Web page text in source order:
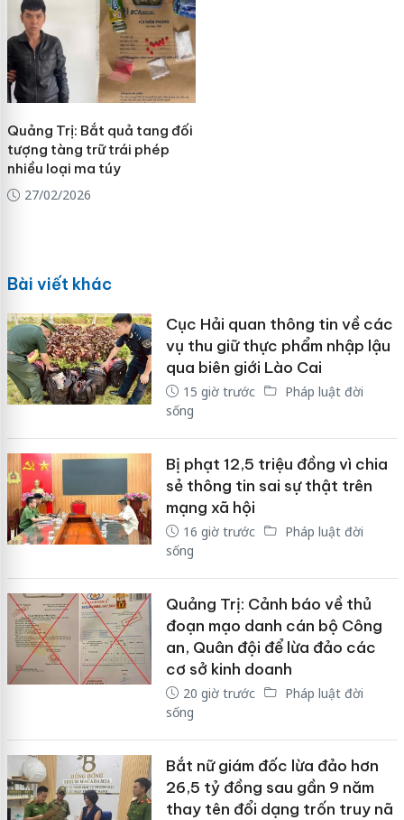
Quảng Trị: Bắt quả tang đối
tượng tàng trữ trái phép
nhiều loại ma túy
27/02/2026
Bài viết khác
Cục Hải quan thông tin về các
vụ thu giữ thực phẩm nhập lậu
qua biên giới Lào Cai
15 giờ trước
Pháp luật đời
sống
Bị phạt 12,5 triệu đồng vì chia
sẻ thông tin sai sự thật trên
mạng xã hội
16 giờ trước
Pháp luật đời
sống
Quảng Trị: Cảnh báo về thủ
đoạn mạo danh cán bộ Công
an, Quân đội để lừa đảo các
cơ sở kinh doanh
20 giờ trước
Pháp luật đời
sống
Bắt nữ giám đốc lừa đảo hơn
26,5 tỷ đồng sau gần 9 năm
thay tên đổi dạng trốn truy nã